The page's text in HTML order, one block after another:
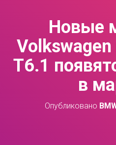
Новые
Т6.1
в
Опубликовано